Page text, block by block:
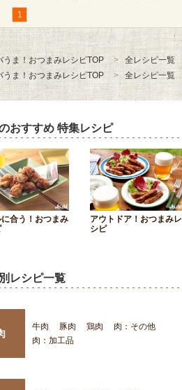
1
うま！おつまみレシピTOP 全レシピ一覧
うま！おつまみレシピTOP
全レシピ一覧
おすすめ 特集レシピ
に合う！おつまみ
アウトドア！おつまみレ
シピ
レシピ一覧
牛肉 豚肉 鶏肉
肉：その他
肉：加工品